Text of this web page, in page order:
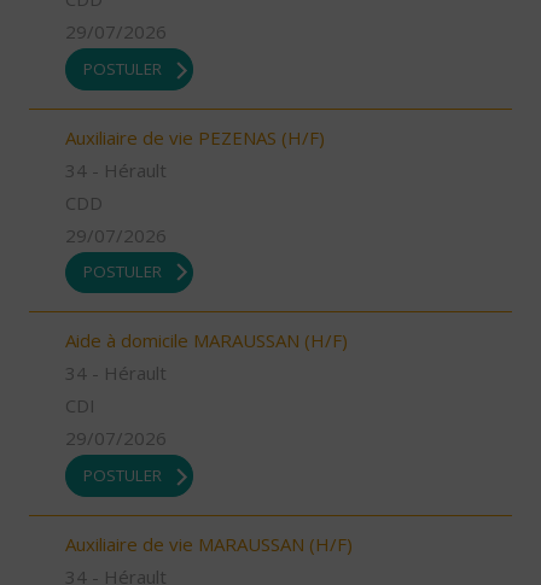
29/07/2026
POSTULER
Auxiliaire de vie PEZENAS (H/F)
34 - Hérault
CDD
29/07/2026
POSTULER
Aide à domicile MARAUSSAN (H/F)
34 - Hérault
CDI
29/07/2026
POSTULER
Auxiliaire de vie MARAUSSAN (H/F)
34 - Hérault